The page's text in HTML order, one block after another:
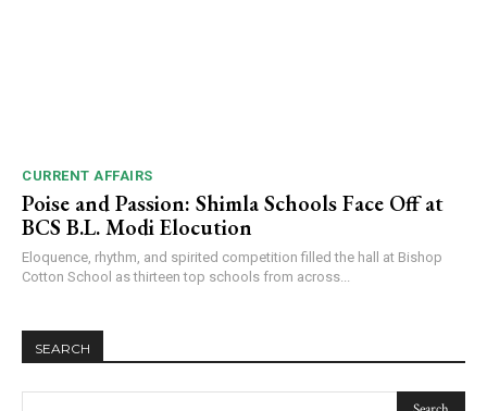
CURRENT AFFAIRS
Poise and Passion: Shimla Schools Face Off at
BCS B.L. Modi Elocution
Eloquence, rhythm, and spirited competition filled the hall at Bishop
Cotton School as thirteen top schools from across...
SEARCH